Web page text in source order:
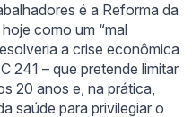
é a Reforma da
como um “mal
a crise econômica
241 – que pretende limitar
20 anos e, na prática,
saúde para privilegiar o